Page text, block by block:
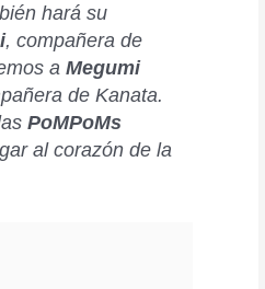
hará su
, compañera de
a Megumi
de Kanata.
PoMPoMs
al corazón de la